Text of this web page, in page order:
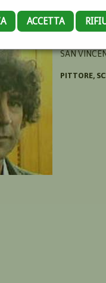
ACCETTA
SAN
PITTORE,